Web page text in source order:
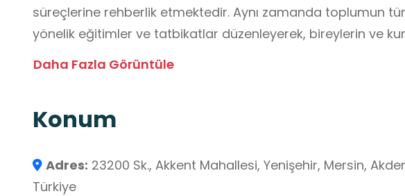
süreçlerine rehberlik etmektedir. Aynı zamanda toplumun
yönelik eğitimler ve tatbikatlar düzenleyerek, bireylerin ve
ve tehlike kavramlarını yerinde öğrenmesini, kriz anlarında
ortamda öğrenciler, çağdaş afet ve acil durum yönetimi
afetlere karşı bilinçli bireyler olma fırsatı bulurlar.
Daha Fazla Görüntüle
Konum
Adres: 23200 Sk., Akkent Mahallesi, Yenişehir, Mersin,
Türkiye